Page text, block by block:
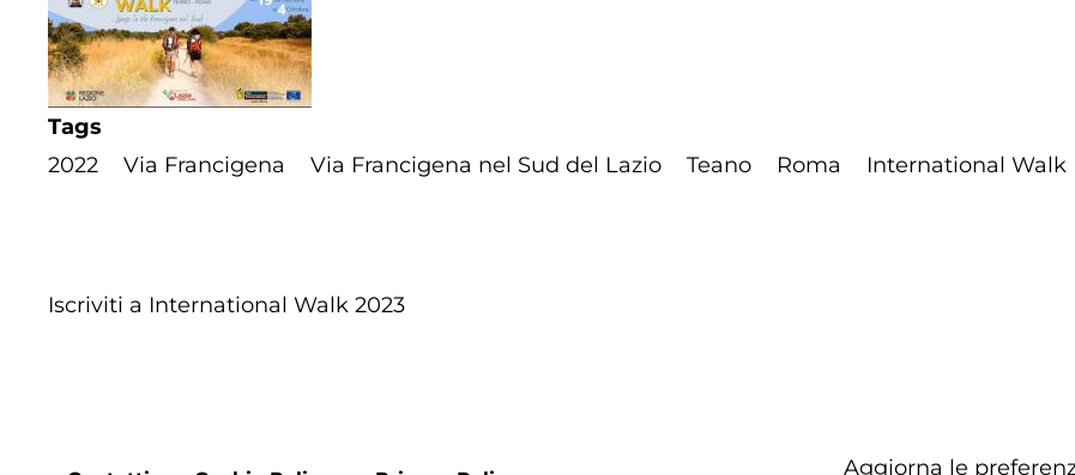
Tags
2022
Via Francigena Via Francigena nel Sud del Lazio Teano Roma International Walk
Iscriviti a International Walk 2023
Aggiorna le